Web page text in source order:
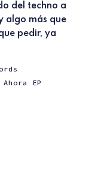
del techno a
algo más que
pedir, ya
EP